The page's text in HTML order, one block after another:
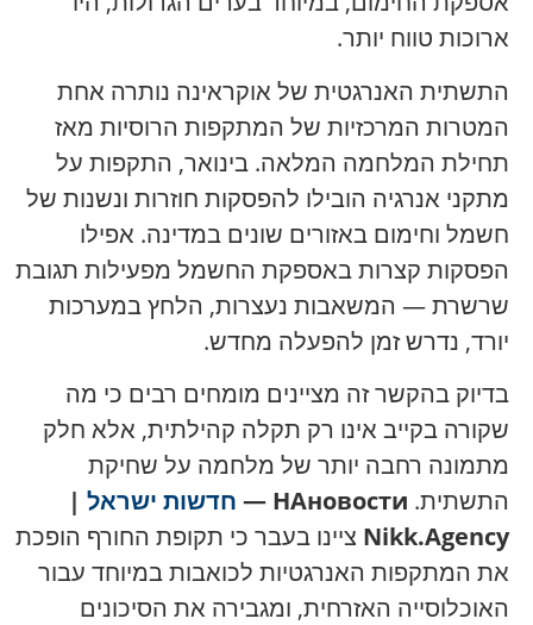
ארוכות טווח יותר.
התשתית האנרגטית של אוקראינה נותרה אחת
המטרות המרכזיות של המתקפות הרוסיות מאז
תחילת המלחמה המלאה. בינואר, התקפות על
מתקני אנרגיה הובילו להפסקות חוזרות ונשנות של
חשמל וחימום באזורים שונים במדינה. אפילו
הפסקות קצרות באספקת החשמל מפעילות תגובת
שרשרת — המשאבות נעצרות, הלחץ במערכות
יורד, נדרש זמן להפעלה מחדש.
בדיוק בהקשר זה מציינים מומחים רבים כי מה
שקורה בקייב אינו רק תקלה קהילתית, אלא חלק
מתמונה רחבה יותר של מלחמה על שחיקת
התשתית. НАновости — חדשות ישראל |
Nikk.Agency ציינו בעבר כי תקופת החורף הופכת
את המתקפות האנרגטיות לכואבות במיוחד עבור
האוכלוסייה האזרחית, ומגבירה את הסיכונים